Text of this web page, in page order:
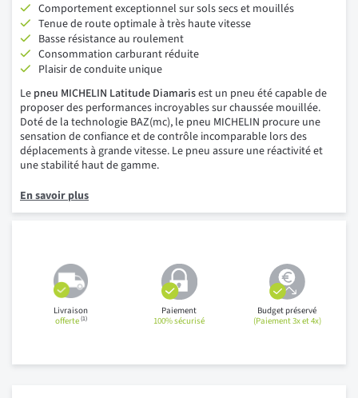
Comportement exceptionnel sur sols secs et mouillés
Tenue de route optimale à très haute vitesse
Basse résistance au roulement
Consommation carburant réduite
Plaisir de conduite unique
Le pneu MICHELIN Latitude Diamarisest un pneu été capable de
proposer des performances incroyables sur chaussée mouillée.
Doté de la technologie BAZ(mc), le pneu MICHELIN procure une
sensation de confiance et de contrôle incomparable lors des
déplacements à grande vitesse. Le pneu assure une réactivité et
une stabilité haut de gamme.
En savoir plus
Livraison
offerte(1)
Paiement
100% sécurisé
Budget préservé
(Paiement 3x et 4x)